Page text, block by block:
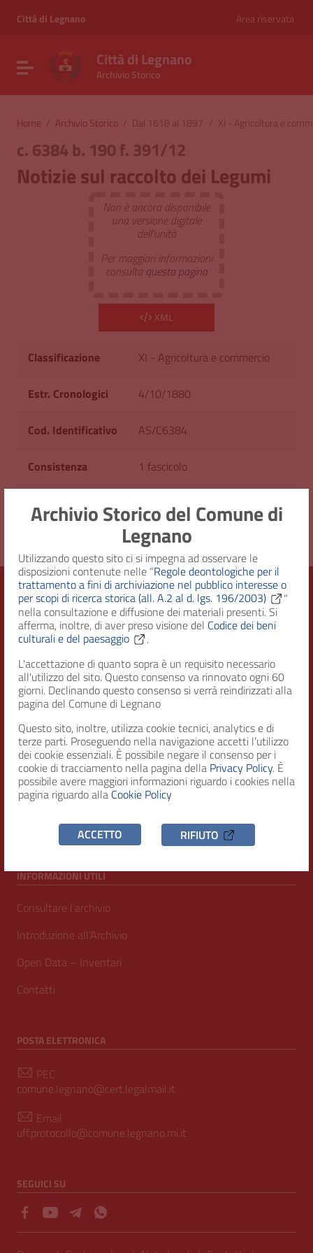
Archivio Storico del Comune di
Legnano
Utilizzando questo sito ci si impegna ad osservare le
disposizioni contenute nelle “Regole deontologiche per il
trattamento a fini di archiviazione nel pubblico interesse o
per scopi di ricerca storica (all. A.2 al d. lgs. 196/2003)
”
nella consultazione e diffusione dei materiali presenti. Si
afferma, inoltre, di aver preso visione del Codice dei beni
culturali e del paesaggio
.
L'accettazione di quanto sopra è un requisito necessario
all'utilizzo del sito. Questo consenso va rinnovato ogni 60
giorni. Declinando questo consenso si verrà reindirizzati alla
pagina del Comune di Legnano
Questo sito, inoltre, utilizza cookie tecnici, analytics e di
terze parti. Proseguendo nella navigazione accetti l’utilizzo
dei cookie essenziali. È possibile negare il consenso per i
cookie di tracciamento nella pagina della Privacy Policy. È
possibile avere maggiori informazioni riguardo i cookies nella
pagina riguardo alla Cookie Policy
ACCETTO RIFIUTO
Vai al menu di navigazione
Città di Legnano Area riservata
Attiva / disattiva la navigazione
Città di Legnano
Archivio Storico
Home / Archivio Storico / Dal 1618 al 1897 / XI - Agricoltura e
c. 6384 b. 190 f. 391/12
Notizie sul raccolto dei Legumi
Non è ancora disponibile
una versione digitale
dell'unità
Per maggiori informazioni
consulta questa pagina
XML
Classificazione XI - Agricoltura e commercio
Estr. Cronologici 4/10/1880
Cod. Identificativo AS/C6384
Consistenza 1 fascicolo
Diritto d'accesso Uso pubblico
Città di Legnano – Archivio Storico
RECAPITI
Indirizzo
Piazza San Magno 9
20025, Legnano (MI)
Telefono
(+39) 0331471111
00807960158
INFORMAZIONI UTILI
Consultare l’archivio
Introduzione all’Archivio
Open Data – Inventari
Contatti
POSTA ELETTRONICA
PEC
comune.legnano@cert.legalmail.it
Email
uff.protocollo@comune.legnano.mi.it
SEGUICI SU